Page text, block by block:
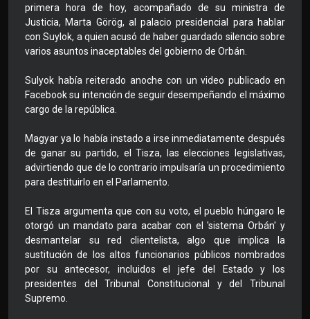
primera hora de hoy, acompañado de su ministra de
Justicia, Marta Görög, al palacio presidencial para hablar
con Suylok, a quien acusó de haber guardado silencio sobre
varios asuntos inaceptables del gobierno de Orbán.
Sulyok había reiterado anoche con un video publicado en
Facebook su intención de seguir desempeñando el máximo
cargo de la república.
Magyar ya lo había instado a irse inmediatamente después
de ganar su partido, el Tisza, las elecciones legislativas,
advirtiendo que de lo contrario impulsaría un procedimiento
para destituirlo en el Parlamento.
El Tisza argumenta que con su voto, el pueblo húngaro le
otorgó un mandato para acabar con el 'sistema Orbán' y
desmantelar su red clientelista, algo que implica la
sustitución de los altos funcionarios públicos nombrados
por su antecesor, incluidos el jefe del Estado y los
presidentes del Tribunal Constitucional y del Tribunal
Supremo.